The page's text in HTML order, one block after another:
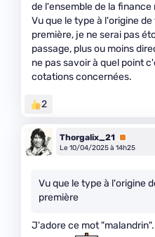
de l'ensemble de la finance
Vu que le type à l'origine
première, je ne serai pas
passage, plus ou moins
ne pas savoir à quel point
cotations concernées.
2
Thorgalix_21 Premium
Le 10/04/2025 à 14h25
Vu que le type à l'origine
première
J'adore ce mot